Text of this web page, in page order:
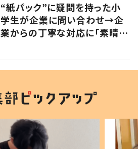
“紙パック”に疑問を持った小
学生が企業に問い合わせ→企
業からの丁寧な対応に「素晴ら